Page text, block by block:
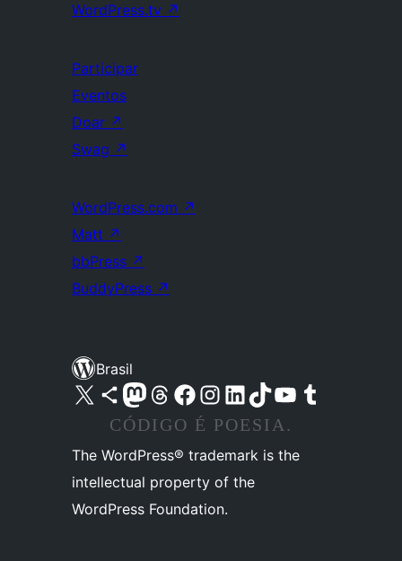
WordPress.tv ↗
Participar
Eventos
Doar ↗
Swag ↗
WordPress.com ↗
Matt ↗
bbPress ↗
BuddyPress ↗
Brasil
Acessar nossa conta do X (antigo Twitter)
Acessar nossa conta do Bluesky
Acessar nossa conta do Mastodon
Acessar nossa conta do Threads
Acessar nossa página do Facebook
Acessar nossa conta do Instagram
Acessar nossa conta do LinkedIn
Acessar nossa conta do TikTok
Acessar nosso canal do YouTube
Acessar nossa conta no Tumblr
CÓDIGO É POESIA.
The WordPress® trademark is the
intellectual property of the
WordPress Foundation.